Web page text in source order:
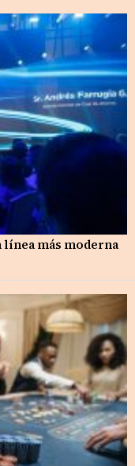
línea más moderna